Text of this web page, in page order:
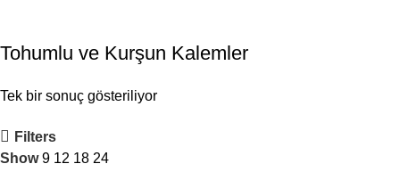
Tohumlu ve Kurşun Kalemler
Tek bir sonuç gösteriliyor
Filters
Show9 12 18 24